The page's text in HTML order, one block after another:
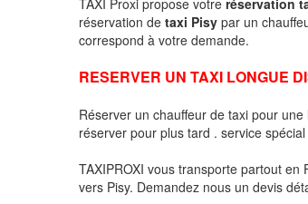
TAXI Proxi propose votre réservation
réservation de taxi Pisy par un
correspond à votre demande.
RESERVER UN TAXI LONGUE
Réserver un chauffeur de taxi pour
réserver pour plus tard . service
TAXIPROXI vous transporte partout
vers Pisy. Demandez nous un devis